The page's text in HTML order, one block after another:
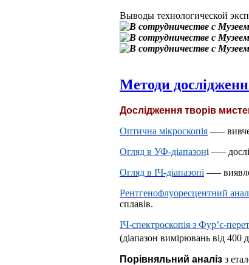
Выводы технологической
Методи
Дослідження творів
Оптична мікроскопія —–
Огляд в УФ-діапазоні —–
Огляд в ІЧ-діапазоні —–
Рентгенофлуоресцентний
сплавів.
ІЧ-спектроскопія з Фур’є-
(діапазон вимірювань від 400
Порівняльний аналіз з